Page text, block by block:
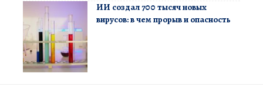
ИИ создал 700 тысяч новых
вирусов: в чем прорыв и опасность